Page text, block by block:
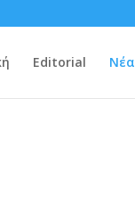
Editorial Νέα